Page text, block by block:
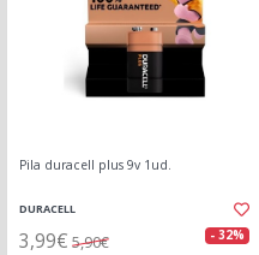
Pila duracell plus 9v 1ud.
DURACELL
3,99€ 5,90€ - 32%